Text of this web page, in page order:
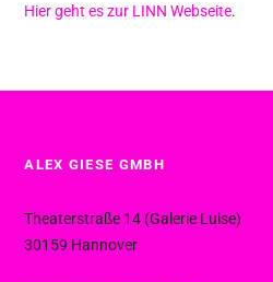
Hier geht es zur LINN Webseite.
ALEX GIESE GMBH
Theaterstraße 14 (Galerie Luise)
30159 Hannover